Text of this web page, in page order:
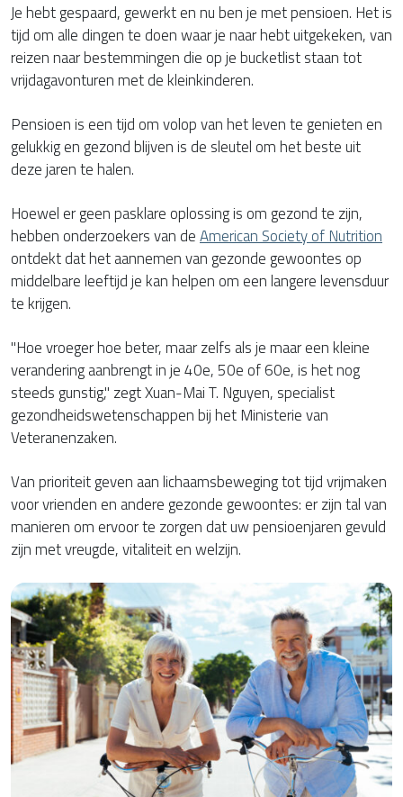
Je hebt gespaard, gewerkt en nu ben je met pensioen. Het is
tijd om alle dingen te doen waar je naar hebt uitgekeken, van
reizen naar bestemmingen die op je bucketlist staan tot
vrijdagavonturen met de kleinkinderen.
Pensioen is een tijd om volop van het leven te genieten en
gelukkig en gezond blijven is de sleutel om het beste uit
deze jaren te halen.
Hoewel er geen pasklare oplossing is om gezond te zijn,
hebben onderzoekers van deAmerican Society of Nutrition
ontdekt dat het aannemen van gezonde gewoontes op
middelbare leeftijd je kan helpen om een langere levensduur
te krijgen.
"Hoe vroeger hoe beter, maar zelfs als je maar een kleine
verandering aanbrengt in je 40e, 50e of 60e, is het nog
steeds gunstig," zegt Xuan-Mai T. Nguyen, specialist
gezondheidswetenschappen bij het Ministerie van
Veteranenzaken.
Van prioriteit geven aan lichaamsbeweging tot tijd vrijmaken
voor vrienden en andere gezonde gewoontes: er zijn tal van
manieren om ervoor te zorgen dat uw pensioenjaren gevuld
zijn met vreugde, vitaliteit en welzijn.